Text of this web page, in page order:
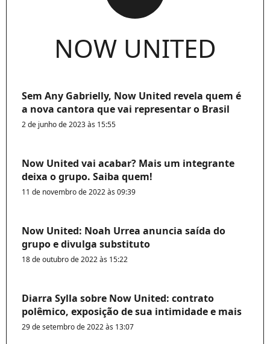
NOW UNITED
Sem Any Gabrielly, Now United revela quem é
a nova cantora que vai representar o Brasil
2 de junho de 2023 às 15:55
Now United vai acabar? Mais um integrante
deixa o grupo. Saiba quem!
11 de novembro de 2022 às 09:39
Now United: Noah Urrea anuncia saída do
grupo e divulga substituto
18 de outubro de 2022 às 15:22
Diarra Sylla sobre Now United: contrato
polêmico, exposição de sua intimidade e mais
29 de setembro de 2022 às 13:07